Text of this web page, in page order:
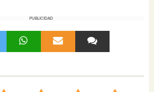
PUBLICIDAD